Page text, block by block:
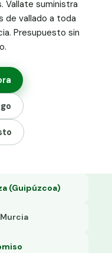
Vallate suministra
de vallado a toda
Presupuesto sin
(Guipúzcoa)